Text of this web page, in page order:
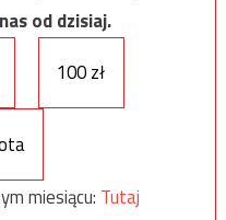
od dzisiaj.
100 zł
miesiącu: Tutaj